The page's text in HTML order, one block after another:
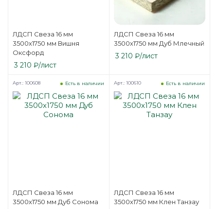
ЛДСП Свеза 16 мм
3500х1750 мм Вишня
Оксфорд
3 210 ₽/лист
ЛДСП Свеза 16 мм
3500х1750 мм Дуб Млечный
3 210 ₽/лист
ЛДСП Свеза 16 мм
3500х1750 мм Дуб Сонома
Есть в наличии
Арт.: 100608
ЛДСП Свеза 16 мм
3500х1750 мм Клен Танзау
Есть в наличии
Арт.: 100610